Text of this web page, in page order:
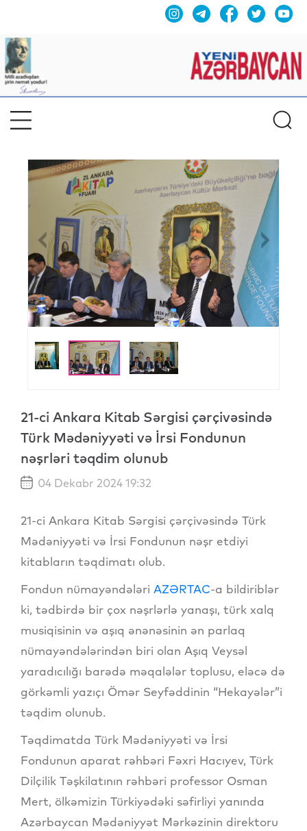
Previous
21-ci Ankara Kitab Sərgisi çərçivəsində
Türk Mədəniyyəti və İrsi Fondunun
nəşrləri təqdim olunub
04 Dekabr 2024 19:32
21-ci Ankara Kitab Sərgisi çərçivəsində Türk
Mədəniyyəti və İrsi Fondunun nəşr etdiyi
kitabların təqdimatı olub.
Fondun nümayəndələri AZƏRTAC-a bildiriblər
ki, tədbirdə bir çox nəşrlərlə yanaşı, türk xalq
musiqisinin və aşıq ənənəsinin ən parlaq
nümayəndələrindən biri olan Aşıq Veysəl
yaradıcılığı barədə məqalələr toplusu, eləcə də
görkəmli yazıçı Ömər Seyfəddinin “Hekayələr”i
təqdim olunub.
Təqdimatda Türk Mədəniyyəti və İrsi
Fondunun aparat rəhbəri Fəxri Hacıyev, Türk
Dilçilik Təşkilatının rəhbəri professor Osman
Mert, ölkəmizin Türkiyədəki səfirliyi yanında
Azərbaycan Mədəniyyət Mərkəzinin direktoru